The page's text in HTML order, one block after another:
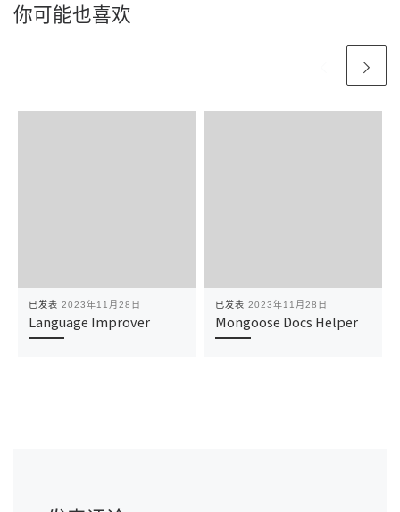
你可能也喜欢
已发表 2023年11月28日
Language Improver
已发表 2023年11月28日
Mongoose Docs Helper